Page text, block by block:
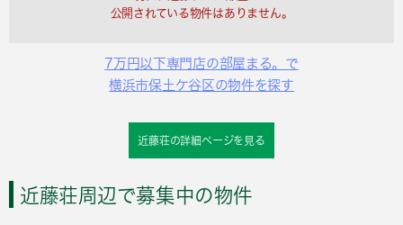
公開されている物件はありません。
7万円以下専門店の部屋まる。で
横浜市保土ケ谷区の物件を探す
近藤荘の詳細ページを見る
近藤荘周辺で募集中の物件